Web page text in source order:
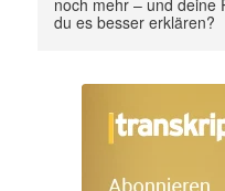
du es besser erklären?